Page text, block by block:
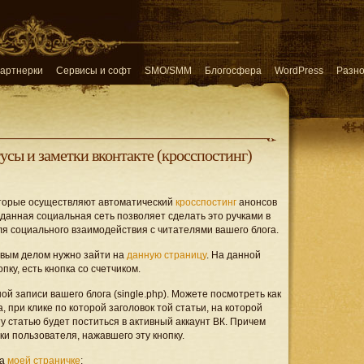
Сервисы и софт SMO/SMM Блогосфера WordPress
и заметки вконтакте (кросспостинг)
осуществляют автоматический кросспостинг анонсов
социальная сеть позволяет сделать это ручками в
социального взаимодействия с читателями вашего блога.
делом нужно зайти на данную страницу. На данной
есть кнопка со счетчиком.
записи вашего блога (single.php). Можете посмотреть как
клике по которой заголовок той статьи, на которой
статью будет поститься в активный аккаунт ВК. Причем
пользователя, нажавшего эту кнопку.
моей страничке: